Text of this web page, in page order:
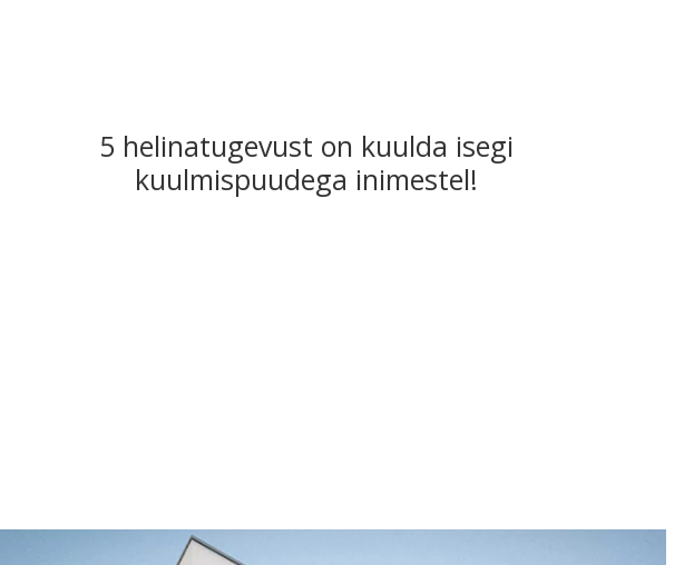
5 helinatugevust on kuulda isegi
kuulmispuudega inimestel!